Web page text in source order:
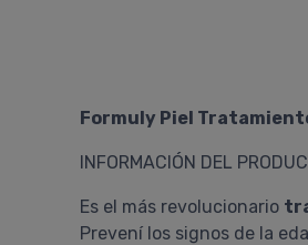
Formuly Piel
INFORMACIÓN DEL
Es el más revolucionario
Prevení los signos de la